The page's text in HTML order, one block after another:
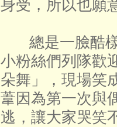
身受，所以也願
總是一臉酷樣
小粉絲們列隊歡
朵舞」，現場笑
葦因為第一次與
逃，讓大家哭笑